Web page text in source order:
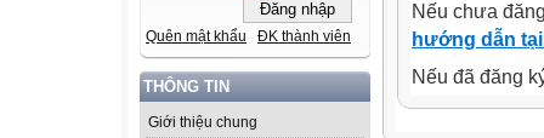
Quên mật khẩu ĐK thành viên
THÔNG TIN
Giới thiệu chung
Nếu chưa
hướng dẫn
Nếu đã đăng